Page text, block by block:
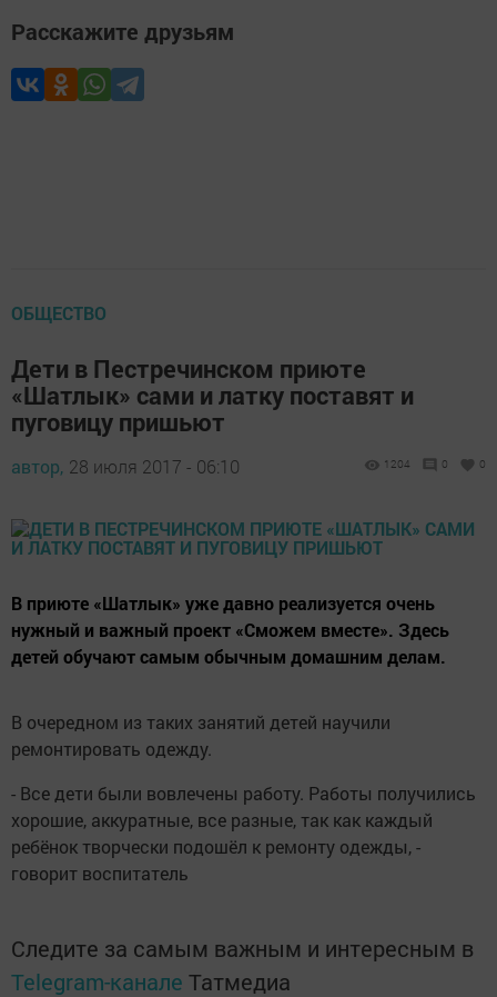
Расскажите друзьям
ОБЩЕСТВО
Дети в Пестречинском приюте
«Шатлык» сами и латку поставят и
пуговицу пришьют
автор, 28 июля 2017 - 06:10 1204 0 0
В приюте «Шатлык» уже давно реализуется очень
нужный и важный проект «Сможем вместе». Здесь
детей обучают самым обычным домашним делам.
В очередном из таких занятий детей научили
ремонтировать одежду.
- Все дети были вовлечены работу. Работы получились
хорошие, аккуратные, все разные, так как каждый
ребёнок творчески подошёл к ремонту одежды, -
говорит воспитатель
Следите за самым важным и интересным в
Telegram-канале Татмедиа